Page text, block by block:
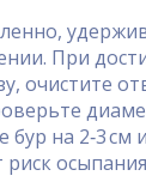
При
очистите
на 2‑3 см